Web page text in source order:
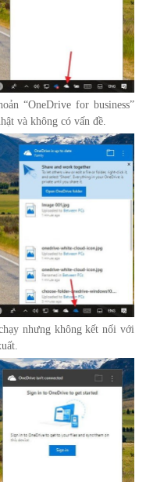
“OneDrive for business”
và không có vấn đề.
nhưng không kết nối với